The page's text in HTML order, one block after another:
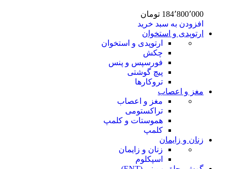
184٬800٬000 تومان
افزودن به سبد خرید
ارتوپدی و استخوان
ارتوپدی و استخوان
چکش
فورسپس و پنس
پیچ گوشتی
تروکارها
مغز و اعصاب
مغز و اعصاب
تراکستومی
هموستات و کلمپ
کلمپ
زنان و زایمان
زنان و زایمان
اسپکلوم